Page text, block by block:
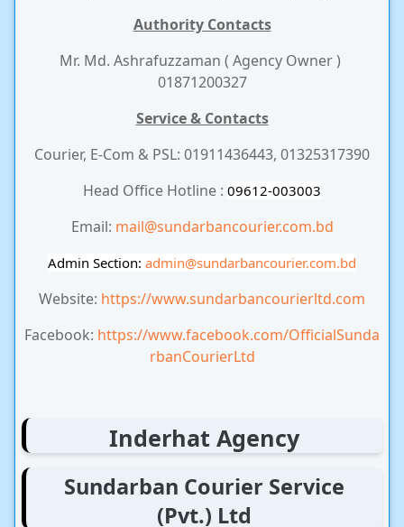
Authority Contacts
Mr. Md. Ashrafuzzaman ( Agency Owner )
01871200327
Service & Contacts
Courier, E-Com & PSL: 01911436443, 01325317390
Head Office Hotline : 09612-003003
Email: mail@sundarbancourier.com.bd
Admin Section: admin@sundarbancourier.com.bd
Website: https://www.sundarbancourierltd.com
Facebook: https://www.facebook.com/OfficialSunda
rbanCourierLtd
Inderhat Agency
Sundarban Courier Service
(Pvt.) Ltd